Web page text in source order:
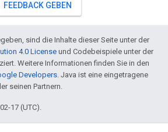
FEEDBACK GEBEN
sind die Inhalte dieser Seite unter der
4.0 License und Codebeispiele unter der
Weitere Informationen finden Sie in den
Developers. Java ist eine eingetragene
seinen Partnern.
17 (UTC).